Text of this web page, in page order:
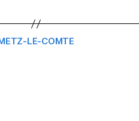
LE-COMTE